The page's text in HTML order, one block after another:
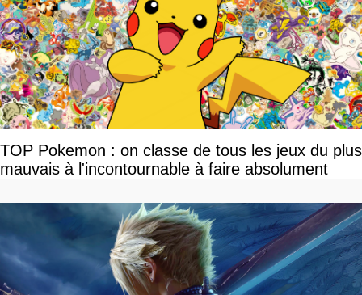
TOP Pokemon : on classe de tous les jeux du plus
mauvais à l'incontournable à faire absolument